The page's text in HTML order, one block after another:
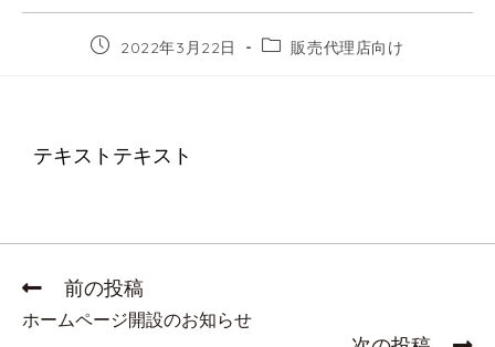
2022年3月22日 販売代理店向け
テキストテキスト
前の投稿
ホームページ開設のお知らせ